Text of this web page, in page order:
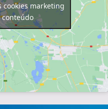
cookies marketing